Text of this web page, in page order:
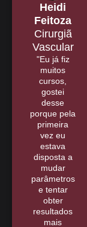
Heidi
Feitoza
Cirurgiã
Vascular
"Eu já fiz
muitos
cursos,
gostei
desse
porque pela
primeira
vez eu
estava
disposta a
mudar
parâmetros
e tentar
obter
resultados
mais